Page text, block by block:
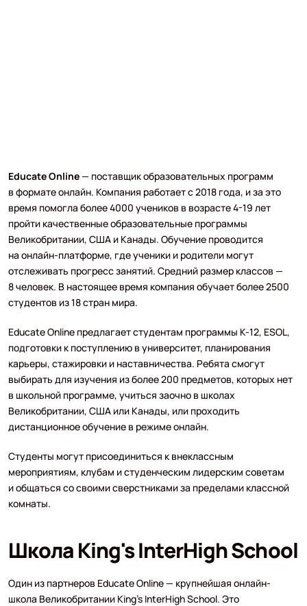
Educate Online— поставщик образовательных программ
в формате онлайн. Компания работает с 2018 года, и за это
время помогла более 4000 учеников в возрасте 4-19 лет
пройти качественные образовательные программы
Великобритании, США и Канады. Обучение проводится
на онлайн-платформе, где ученики и родители могут
отслеживать прогресс занятий. Средний размер классов —
8 человек. В настоящее время компания обучает более 2500
студентов из 18 стран мира.
Educate Online предлагает студентам программы К-12, ESOL,
подготовки к поступлению в университет, планирования
карьеры, стажировки и наставничества. Ребята смогут
выбирать для изучения из более 200 предметов, которых нет
в школьной программе, учиться заочно в школах
Великобритании, США или Канады, или проходить
дистанционное обучение в режиме онлайн.
Студенты могут присоединиться к внеклассным
мероприятиям, клубам и студенческим лидерским советам
и общаться со своими сверстниками за пределами классной
комнаты.
Школа King's InterHigh School
Один из партнеров Educate Online — крупнейшая онлайн-
школа Великобритании King’s InterHigh School. Это